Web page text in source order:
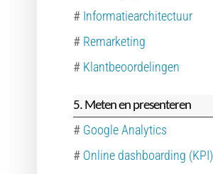
# Informatiearchitectuur
# Remarketing
# Klantbeoordelingen
5. Meten en presenteren
# Google Analytics
# Online dashboarding (KPI)